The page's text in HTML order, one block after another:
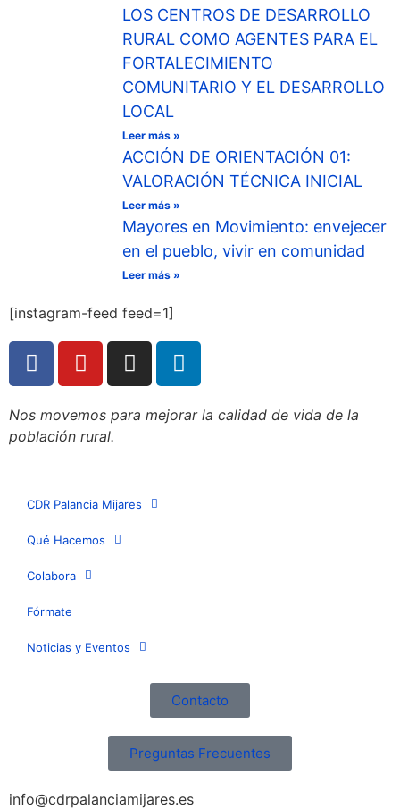
LOS CENTROS DE DESARROLLO
RURAL COMO AGENTES PARA EL
FORTALECIMIENTO
COMUNITARIO Y EL DESARROLLO
LOCAL
Leer más »
ACCIÓN DE ORIENTACIÓN 01:
VALORACIÓN TÉCNICA INICIAL
Leer más »
Mayores en Movimiento: envejecer
en el pueblo, vivir en comunidad
Leer más »
[instagram-feed feed=1]
Nos movemos para mejorar la calidad de vida de la
población rural.
CDR Palancia Mijares
Qué Hacemos
Colabora
Fórmate
Noticias y Eventos
Contacto
Preguntas Frecuentes
info@cdrpalanciamijares.es